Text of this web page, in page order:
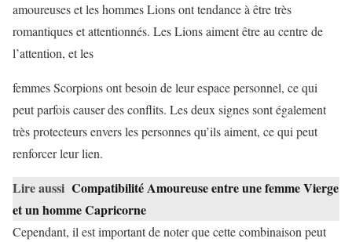
amoureuses et les hommes Lions ont tendance à être très
romantiques et attentionnés. Les Lions aiment être au centre de
l’attention, et les
femmes Scorpions ont besoin de leur espace personnel, ce qui
peut parfois causer des conflits. Les deux signes sont également
très protecteurs envers les personnes qu’ils aiment, ce qui peut
renforcer leur lien.
Lire aussi Compatibilité Amoureuse entre une femme Vierge
et un homme Capricorne
Cependant, il est important de noter que cette combinaison peut